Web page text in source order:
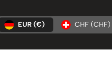
EUR (€) CHF (CHF)